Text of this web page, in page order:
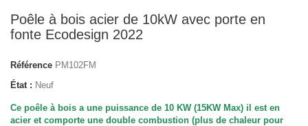
Poêle à bois acier de 10kW avec porte en
fonte Ecodesign 2022
Référence PM102FM
État : Neuf
Ce poêle à bois a une puissance de 10 KW (15KW Max) il est en
acier et comporte une double combustion (plus de chaleur pour